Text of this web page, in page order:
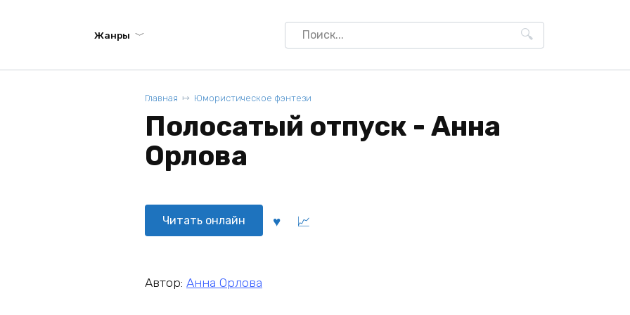
Жанры
Search
for:
Главная Юмористическое фэнтези
Полосатый отпуск - Анна
Орлова
Читать онлайн
Автор: Анна Орлова